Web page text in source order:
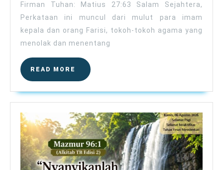
Firman Tuhan: Matius 27:63 Salam Sejahtera,
Perkataan ini muncul dari mulut para imam
kepala dan orang Farisi, tokoh-tokoh agama yang
menolak dan menentang
READ MORE
READ
MORE